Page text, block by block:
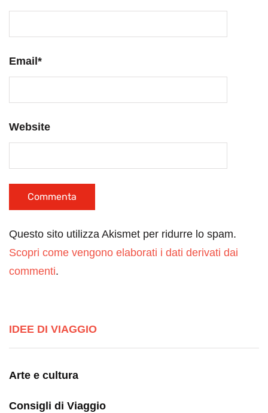
Email *
Website
Questo sito utilizza Akismet per ridurre lo spam.
Scopri come vengono elaborati i dati derivati dai
commenti.
IDEE DI VIAGGIO
Arte e cultura
Consigli di Viaggio